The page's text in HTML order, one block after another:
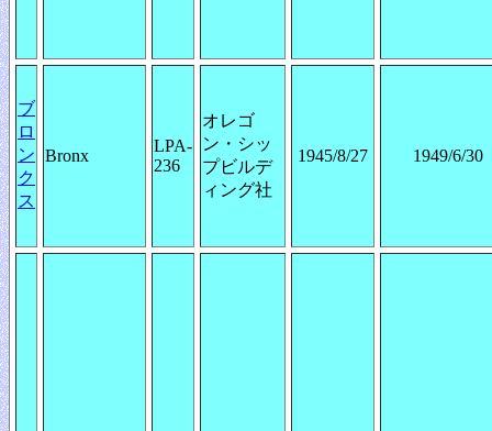
ブ
ロ
ン
ク
ス
Bronx
LPA-
236
オレゴ
ン・シッ
プビルデ
ィング社
1945/8/27 1949/6/30